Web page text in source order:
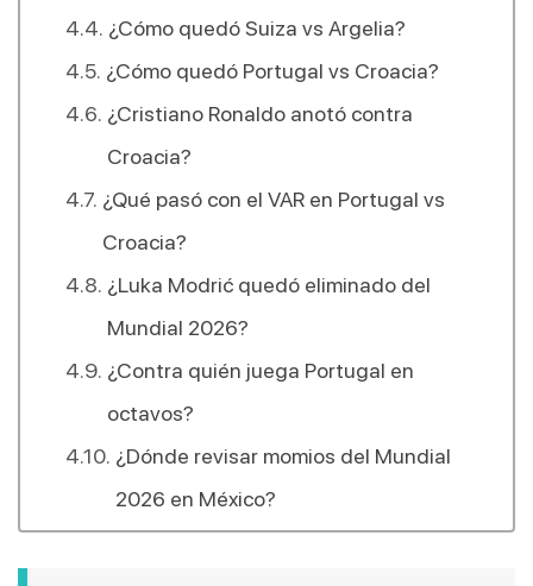
¿Cómo quedó Suiza vs Argelia?
¿Cómo quedó Portugal vs Croacia?
¿Cristiano Ronaldo anotó contra
Croacia?
¿Qué pasó con el VAR en Portugal vs
Croacia?
¿Luka Modrić quedó eliminado del
Mundial 2026?
¿Contra quién juega Portugal en
octavos?
¿Dónde revisar momios del Mundial
2026 en México?